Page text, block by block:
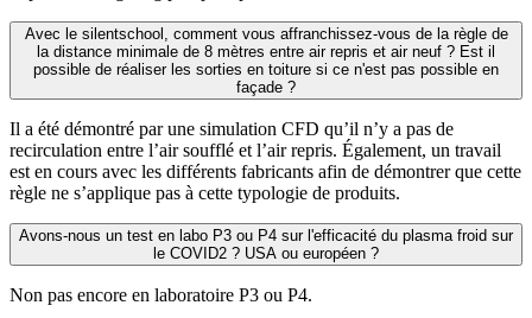
Avec le silentschool, comment vous affranchissez-vous de la règle de
la distance minimale de 8 mètres entre air repris et air neuf ? Est il
possible de réaliser les sorties en toiture si ce n'est pas possible en
façade ?
Il a été démontré par une simulation CFD qu’il n’y a pas de
recirculation entre l’air soufflé et l’air repris. Également, un travail
est en cours avec les différents fabricants afin de démontrer que cette
règle ne s’applique pas à cette typologie de produits.
Avons-nous un test en labo P3 ou P4 sur l'efficacité du plasma froid sur
le COVID2 ? USA ou européen ?
Non pas encore en laboratoire P3 ou P4.